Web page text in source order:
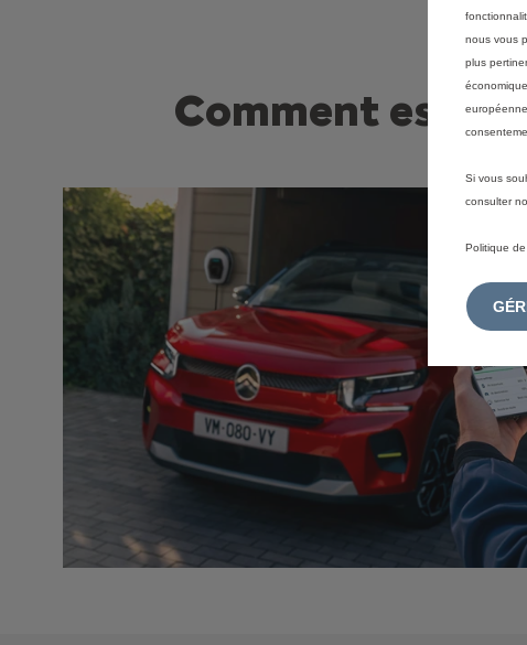
Comment est
nous vous
plus
Si vous
consulter
Politique